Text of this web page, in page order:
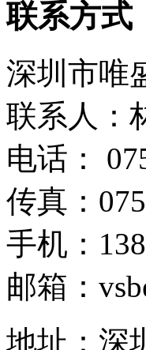
联系方式
深圳市唯
联系人：
电话：
传真：
手机：
邮箱：
地址：深